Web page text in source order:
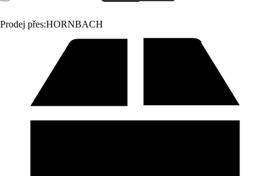
Prodej přes:HORNBACH